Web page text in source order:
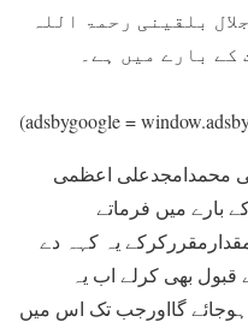
بلقينی رحمۃ اللہ
بارے ميں ہے۔
(adsbygoogle =
محمدامجدعلی اعظمی
بارے میں فرماتے
یہ کہہ دے
قبول بھی کرلے اب یہ
گااورجب تک اس میں